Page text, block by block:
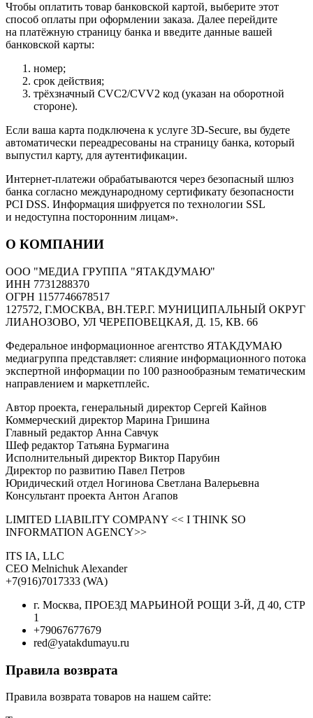
Чтобы оплатить товар банковской картой, выберите этот
способ оплаты при оформлении заказа. Далее перейдите
на платёжную страницу банка и введите данные вашей
банковской карты:
номер;
срок действия;
трёхзначный CVC2/CVV2 код (указан на оборотной
стороне).
Если ваша карта подключена к услуге 3D-Secure, вы будете
автоматически переадресованы на страницу банка, который
выпустил карту, для аутентификации.
Интернет-платежи обрабатываются через безопасный шлюз
банка согласно международному сертификату безопасности
PCI DSS. Информация шифруется по технологии SSL
и недоступна посторонним лицам».
О КОМПАНИИ
ООО "МЕДИА ГРУППА "ЯТАКДУМАЮ"
ИНН 7731288370
ОГРН 1157746678517
127572, Г.МОСКВА, ВН.ТЕР.Г. МУНИЦИПАЛЬНЫЙ ОКРУГ
ЛИАНОЗОВО, УЛ ЧЕРЕПОВЕЦКАЯ, Д. 15, КВ. 66
Федеральное информационное агентство ЯТАКДУМАЮ
медиагруппа представляет: слияние информационного потока
экспертной информации по 100 разнообразным тематическим
направлением и маркетплейс.
Автор проекта, генеральный директор Сергей Кайнов
Коммерческий директор Марина Гришина
Главный редактор Анна Савчук
Шеф редактор Татьяна Бурмагина
Исполнительный директор Виктор Парубин
Директор по развитию Павел Петров
Юридический отдел Ногинова Светлана Валерьевна
Консультант проекта Антон Агапов
LIMITED LIABILITY COMPANY << I THINK SO
INFORMATION AGENCY>>
ITS IA, LLC
CEO Melnichuk Alexander
+7(916)7017333 (WA)
г. Москва, ПРОЕЗД МАРЬИНОЙ РОЩИ 3-Й, Д 40, СТР
1
+79067677679
red@yatakdumayu.ru
Правила возврата
Правила возврата товаров на нашем сайте: